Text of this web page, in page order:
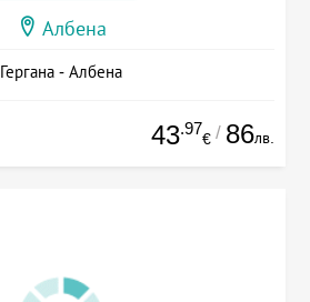
Албена
Гергана - Албена
43.97
€ / 86лв.